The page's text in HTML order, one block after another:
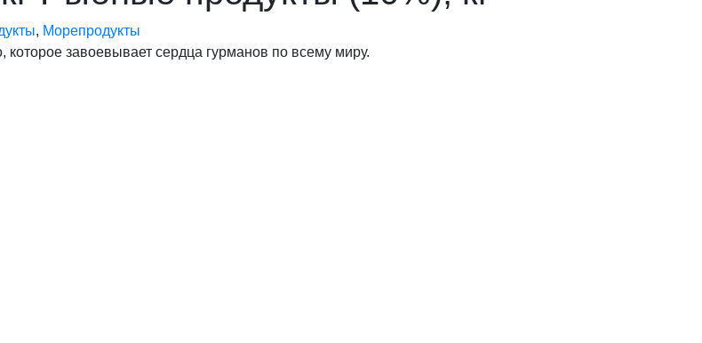
, Морепродукты
завоевывает сердца гурманов по всему миру.